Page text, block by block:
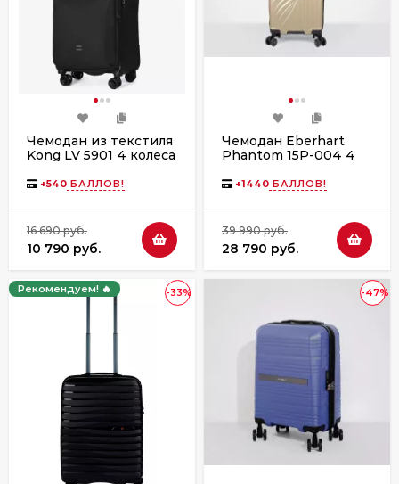
Чемодан из текстиля
Kong LV 5901 4 колеса
+540 БАЛЛОВ!
16 690 руб.
10 790 руб.
Чемодан Eberhart
Phantom 15P-004 4
+1440 БАЛЛОВ!
39 990 руб.
28 790 руб.
-33%
Рекомендуем! 🔥 -47%